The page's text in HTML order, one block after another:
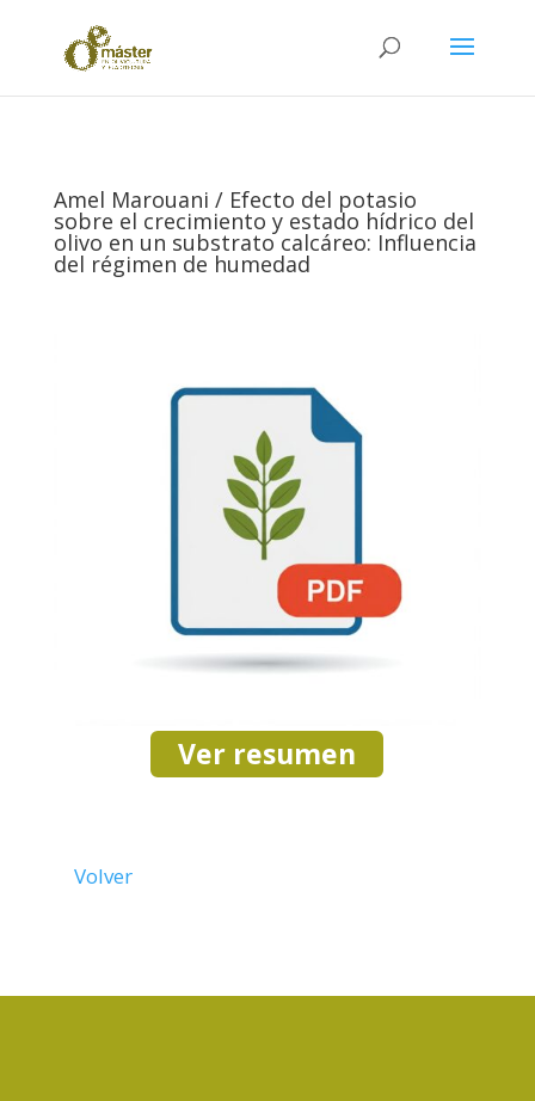
Amel Marouani / Efecto del potasio
sobre el crecimiento y estado hídrico del
olivo en un substrato calcáreo: Influencia
del régimen de humedad
Ver resumen
Volver